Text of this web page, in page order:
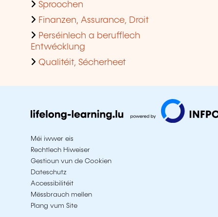
Sproochen
Finanzen, Assurance, Droit
Perséinlech a berufflech
Entwécklung
Qualitéit, Sécherheet
Méi iwwer eis
Rechtlech Hiweiser
Gestioun vun de Cookien
Dateschutz
Accessibilitéit
Mëssbrauch mellen
Plang vum Site